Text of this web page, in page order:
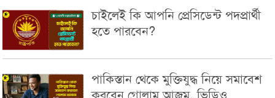
চাইলেই কি আপনি প্রেসিডেন্ট পদপ্রার্থী
হতে পারবেন?
পাকিস্তান থেকে মুক্তিযুদ্ধ নিয়ে সমাবেশ
করবেন গোলাম আজম, ভিডিও